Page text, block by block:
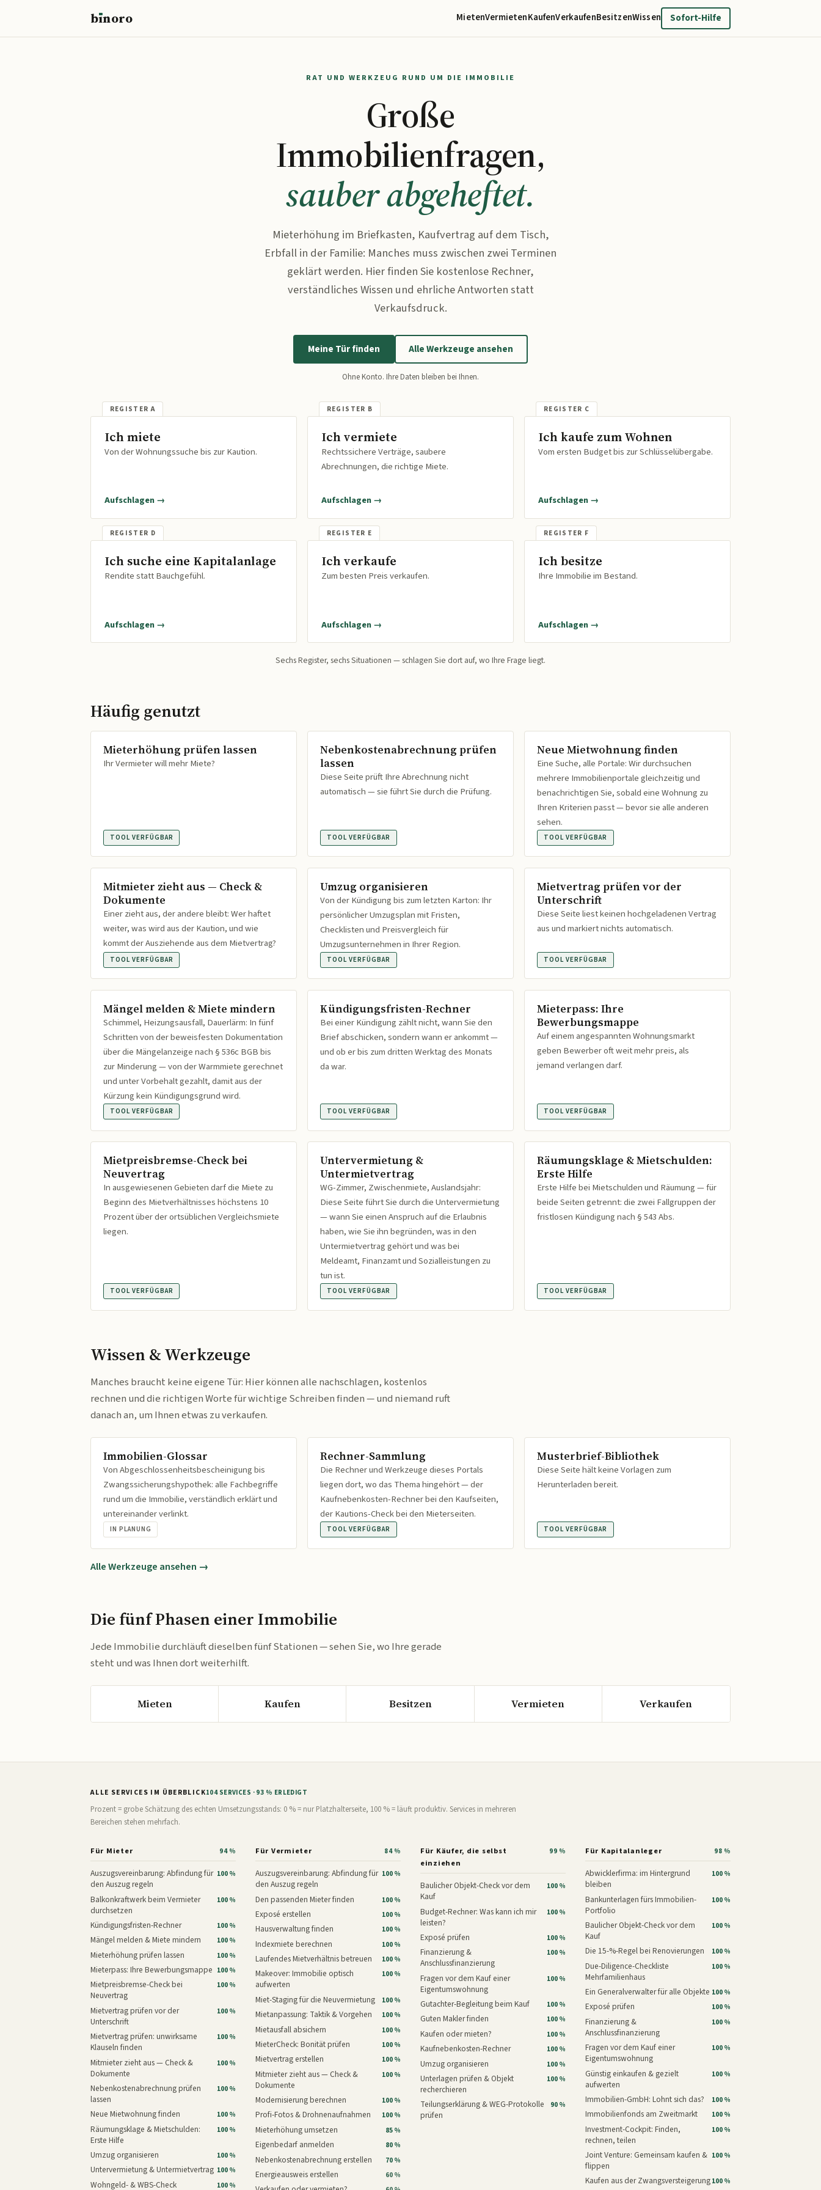
bınoro MietenVermietenKaufenVerkaufenBesitzenWissen Sofort-Hilfe
RAT UND WERKZEUG RUND UM DIE IMMOBILIE
Große
Immobilienfragen,
sauber abgeheftet.
Mieterhöhung im Briefkasten, Kaufvertrag auf dem Tisch,
Erbfall in der Familie: Manches muss zwischen zwei Terminen
geklärt werden. Hier finden Sie kostenlose Rechner,
verständliches Wissen und ehrliche Antworten statt
Verkaufsdruck.
Meine Tür finden Alle Werkzeuge ansehen
Ohne Konto. Ihre Daten bleiben bei Ihnen.
Ich miete
Von der Wohnungssuche bis zur Kaution.
Aufschlagen →
Ich vermiete
Rechtssichere Verträge, saubere
Abrechnungen, die richtige Miete.
Aufschlagen →
Ich kaufe zum Wohnen
Vom ersten Budget bis zur Schlüsselübergabe.
Aufschlagen →
Ich suche eine Kapitalanlage
Rendite statt Bauchgefühl.
Aufschlagen →
Ich verkaufe
Zum besten Preis verkaufen.
Aufschlagen →
Ich besitze
Ihre Immobilie im Bestand.
Aufschlagen →
Sechs Register, sechs Situationen — schlagen Sie dort auf, wo Ihre Frage liegt.
Häufig genutzt
Mieterhöhung prüfen lassen
Ihr Vermieter will mehr Miete?
TOOL VERFÜGBAR
Nebenkostenabrechnung prüfen
lassen
Diese Seite prüft Ihre Abrechnung nicht
automatisch — sie führt Sie durch die Prüfung.
TOOL VERFÜGBAR
Neue Mietwohnung finden
Eine Suche, alle Portale: Wir durchsuchen
mehrere Immobilienportale gleichzeitig und
benachrichtigen Sie, sobald eine Wohnung zu
Ihren Kriterien passt — bevor sie alle anderen
sehen.
TOOL VERFÜGBAR
Mitmieter zieht aus — Check &
Dokumente
Einer zieht aus, der andere bleibt: Wer haftet
weiter, was wird aus der Kaution, und wie
kommt der Ausziehende aus dem Mietvertrag?
TOOL VERFÜGBAR
Umzug organisieren
Von der Kündigung bis zum letzten Karton: Ihr
persönlicher Umzugsplan mit Fristen,
Checklisten und Preisvergleich für
Umzugsunternehmen in Ihrer Region.
TOOL VERFÜGBAR
Mietvertrag prüfen vor der
Unterschrift
Diese Seite liest keinen hochgeladenen Vertrag
aus und markiert nichts automatisch.
TOOL VERFÜGBAR
Mängel melden & Miete mindern
Schimmel, Heizungsausfall, Dauerlärm: In fünf
Schritten von der beweisfesten Dokumentation
über die Mängelanzeige nach § 536c BGB bis
zur Minderung — von der Warmmiete gerechnet
und unter Vorbehalt gezahlt, damit aus der
Kürzung kein Kündigungsgrund wird.
TOOL VERFÜGBAR
Kündigungsfristen-Rechner
Bei einer Kündigung zählt nicht, wann Sie den
Brief abschicken, sondern wann er ankommt —
und ob er bis zum dritten Werktag des Monats
da war.
TOOL VERFÜGBAR
Mieterpass: Ihre
Bewerbungsmappe
Auf einem angespannten Wohnungsmarkt
geben Bewerber oft weit mehr preis, als
jemand verlangen darf.
TOOL VERFÜGBAR
Mietpreisbremse-Check bei
Neuvertrag
In ausgewiesenen Gebieten darf die Miete zu
Beginn des Mietverhältnisses höchstens 10
Prozent über der ortsüblichen Vergleichsmiete
liegen.
TOOL VERFÜGBAR
Untervermietung &
Untermietvertrag
WG-Zimmer, Zwischenmiete, Auslandsjahr:
Diese Seite führt Sie durch die Untervermietung
— wann Sie einen Anspruch auf die Erlaubnis
haben, wie Sie ihn begründen, was in den
Untermietvertrag gehört und was bei
Meldeamt, Finanzamt und Sozialleistungen zu
tun ist.
TOOL VERFÜGBAR
Räumungsklage & Mietschulden:
Erste Hilfe
Erste Hilfe bei Mietschulden und Räumung — für
beide Seiten getrennt: die zwei Fallgruppen der
fristlosen Kündigung nach § 543 Abs.
TOOL VERFÜGBAR
Wissen & Werkzeuge
Manches braucht keine eigene Tür: Hier können alle nachschlagen, kostenlos
rechnen und die richtigen Worte für wichtige Schreiben finden — und niemand ruft
danach an, um Ihnen etwas zu verkaufen.
Immobilien-Glossar
Von Abgeschlossenheitsbescheinigung bis
Zwangssicherungshypothek: alle Fachbegriffe
rund um die Immobilie, verständlich erklärt und
untereinander verlinkt.
IN PLANUNG
Rechner-Sammlung
Die Rechner und Werkzeuge dieses Portals
liegen dort, wo das Thema hingehört — der
Kaufnebenkosten-Rechner bei den Kaufseiten,
der Kautions-Check bei den Mieterseiten.
TOOL VERFÜGBAR
Musterbrief-Bibliothek
Diese Seite hält keine Vorlagen zum
Herunterladen bereit.
TOOL VERFÜGBAR
Alle Werkzeuge ansehen →
Die fünf Phasen einer Immobilie
Jede Immobilie durchläuft dieselben fünf Stationen — sehen Sie, wo Ihre gerade
steht und was Ihnen dort weiterhilft.
Mieten Kaufen Besitzen Vermieten Verkaufen
ALLE SERVICES IM ÜBERBLICK104 SERVICES · 93 % ERLEDIGT
Prozent = grobe Schätzung des echten Umsetzungsstands: 0 % = nur Platzhalterseite, 100 % = läuft produktiv. Services in mehreren
Bereichen stehen mehrfach.
Für Mieter 94 %
Auszugsvereinbarung: Abfindung für
den Auszug regeln
100 %
Balkonkraftwerk beim Vermieter
durchsetzen
100 %
Kündigungsfristen-Rechner 100 %
Mängel melden & Miete mindern 100 %
Mieterhöhung prüfen lassen 100 %
Mieterpass: Ihre Bewerbungsmappe 100 %
Mietpreisbremse-Check bei
Neuvertrag
100 %
Mietvertrag prüfen vor der
Unterschrift
100 %
Mietvertrag prüfen: unwirksame
Klauseln finden
100 %
Mitmieter zieht aus — Check &
Dokumente
100 %
Nebenkostenabrechnung prüfen
lassen
100 %
Neue Mietwohnung finden 100 %
Räumungsklage & Mietschulden:
Erste Hilfe
100 %
Umzug organisieren 100 %
Untervermietung & Untermietvertrag 100 %
Wohngeld- & WBS-Check 100 %
Für Vermieter 84 %
Auszugsvereinbarung: Abfindung für
den Auszug regeln
100 %
Den passenden Mieter finden 100 %
Exposé erstellen 100 %
Hausverwaltung finden 100 %
Indexmiete berechnen 100 %
Laufendes Mietverhältnis betreuen 100 %
Makeover: Immobilie optisch
aufwerten
100 %
Miet-Staging für die Neuvermietung 100 %
Mietanpassung: Taktik & Vorgehen 100 %
Mietausfall absichern 100 %
MieterCheck: Bonität prüfen 100 %
Mietvertrag erstellen 100 %
Mitmieter zieht aus — Check &
Dokumente
100 %
Modernisierung berechnen 100 %
Profi-Fotos & Drohnenaufnahmen 100 %
Mieterhöhung umsetzen 85 %
Eigenbedarf anmelden 80 %
Nebenkostenabrechnung erstellen 70 %
Energieausweis erstellen 60 %
Für Käufer, die selbst
einziehen
99 %
Baulicher Objekt-Check vor dem
Kauf
100 %
Budget-Rechner: Was kann ich mir
leisten?
100 %
Exposé prüfen 100 %
Finanzierung &
Anschlussfinanzierung
100 %
Fragen vor dem Kauf einer
Eigentumswohnung
100 %
Gutachter-Begleitung beim Kauf 100 %
Guten Makler finden 100 %
Kaufen oder mieten? 100 %
Kaufnebenkosten-Rechner 100 %
Umzug organisieren 100 %
Unterlagen prüfen & Objekt
recherchieren
100 %
Teilungserklärung & WEG-Protokolle
prüfen
90 %
Für Kapitalanleger 98 %
Abwicklerfirma: im Hintergrund
bleiben
100 %
Bankunterlagen fürs Immobilien-
Portfolio
100 %
Baulicher Objekt-Check vor dem
Kauf
100 %
Die 15-%-Regel bei Renovierungen 100 %
Due-Diligence-Checkliste
Mehrfamilienhaus
100 %
Ein Generalverwalter für alle Objekte 100 %
Exposé prüfen 100 %
Finanzierung &
Anschlussfinanzierung
100 %
Fragen vor dem Kauf einer
Eigentumswohnung
100 %
Günstig einkaufen & gezielt
aufwerten
100 %
Immobilien-GmbH: Lohnt sich das? 100 %
Immobilienfonds am Zweitmarkt 100 %
Investment-Cockpit: Finden,
rechnen, teilen
100 %
Joint Venture: Gemeinsam kaufen &
flippen
100 %
Kaufen aus der Zwangsversteigerung100 %